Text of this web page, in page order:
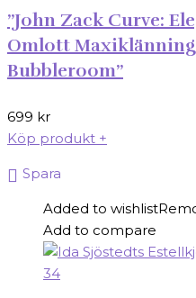
”John Zack Curve:
Omlott
Bubbleroom”
699 kr
Köp produkt +
Spara
Added to wishlist
Add to compare